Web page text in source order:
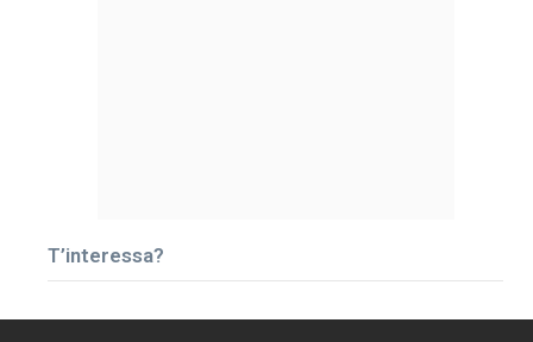
T’interessa?